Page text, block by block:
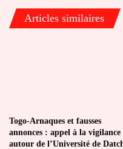
Articles similaires
Togo-Arnaques et fausses
annonces : appel à la vigilance
autour de l’Université de